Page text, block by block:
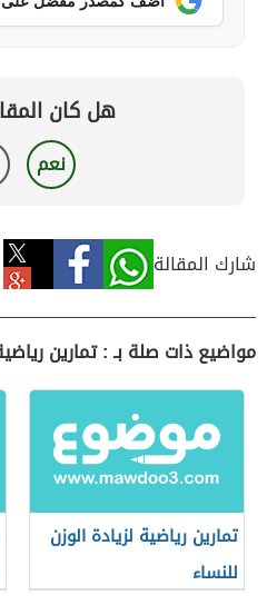
هل كان
نعم
شارك المقالة
مواضيع ذات صلة بـ : تمارين
تمارين رياضية لزيادة الوزن
للنساء